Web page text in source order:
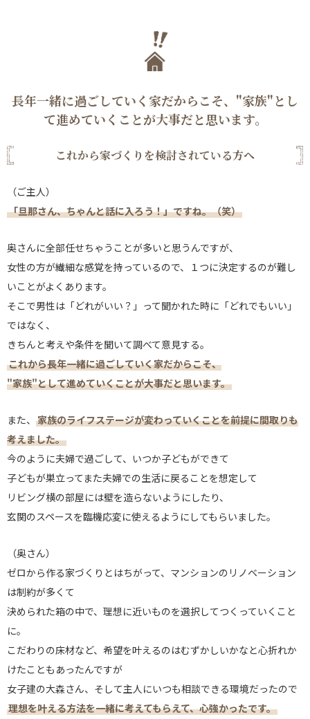
長年一緒に過ごしていく家だからこそ、"家族"とし
て進めていくことが大事だと思います。
これから家づくりを検討されている方へ
（ご主人）
「旦那さん、ちゃんと話に入ろう！」ですね。（笑）
奥さんに全部任せちゃうことが多いと思うんですが、
女性の方が繊細な感覚を持っているので、１つに決定するのが難し
いことがよくあります。
そこで男性は「どれがいい？」って聞かれた時に「どれでもいい」
ではなく、
きちんと考えや条件を聞いて調べて意見する。
これから長年一緒に過ごしていく家だからこそ、
"家族"として進めていくことが大事だと思います。
また、 家族のライフステージが変わっていくことを前提に間取りも
考えました。
今のように夫婦で過ごして、いつか子どもができて
子どもが巣立ってまた夫婦での生活に戻ることを想定して
リビング横の部屋には壁を造らないようにしたり、
玄関のスペースを臨機応変に使えるようにしてもらいました。
（奥さん）
ゼロから作る家づくりとはちがって、マンションのリノベーション
は制約が多くて
決められた箱の中で、理想に近いものを選択してつくっていくこと
に。
こだわりの床材など、希望を叶えるのはむずかしいかなと心折れか
けたこともあったんですが
女子建の大森さん、そして主人にいつも相談できる環境だったので
理想を叶える方法を一緒に考えてもらえて、心強かったです。